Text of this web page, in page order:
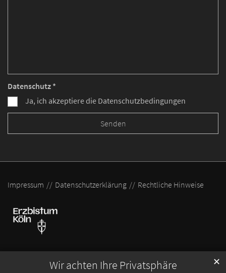
Wir achten Ihre Privatsphäre ✕
Datenschutz *
Ja, ich akzeptiere die Datenschutzbedingungen
Impressum Datenschutzerklärung Rechtliche Hinweise